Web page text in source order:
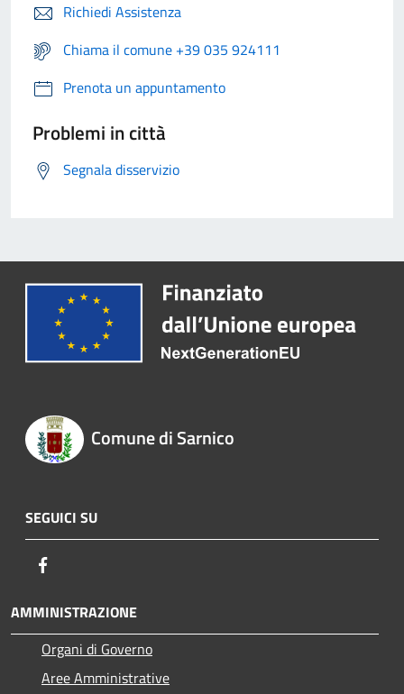
Richiedi Assistenza
Chiama il comune +39 035 924111
Prenota un appuntamento
Problemi in città
Segnala disservizio
Comune di Sarnico
SEGUICI SU
AMMINISTRAZIONE
Organi di Governo
Aree Amministrative